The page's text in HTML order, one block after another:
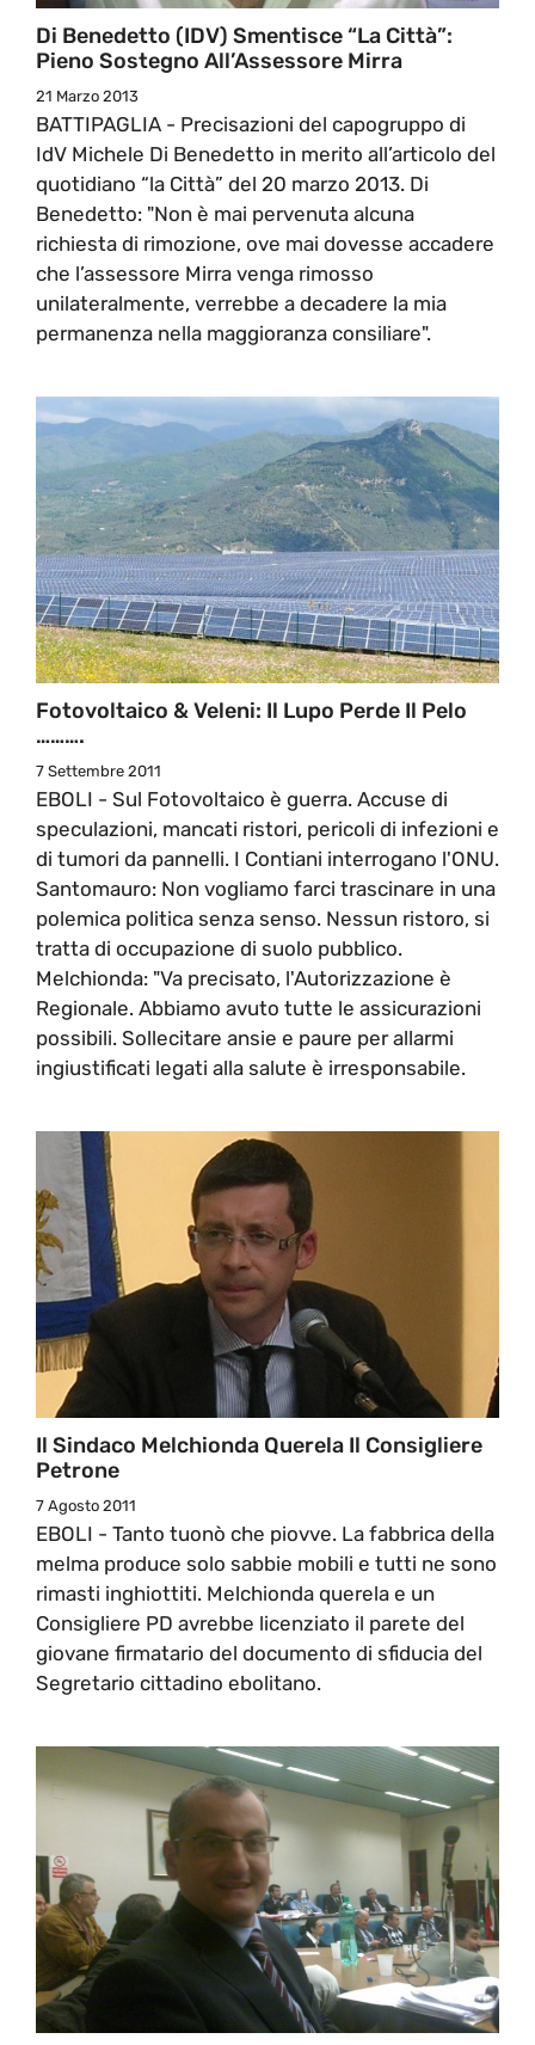
Di Benedetto (IDV) Smentisce “La Città”:
Pieno Sostegno All’Assessore Mirra
21 Marzo 2013
BATTIPAGLIA - Precisazioni del capogruppo di
IdV Michele Di Benedetto in merito all’articolo del
quotidiano “la Città” del 20 marzo 2013. Di
Benedetto: "Non è mai pervenuta alcuna
richiesta di rimozione, ove mai dovesse accadere
che l’assessore Mirra venga rimosso
unilateralmente, verrebbe a decadere la mia
permanenza nella maggioranza consiliare".
Fotovoltaico & Veleni: Il Lupo Perde Il Pelo
……….
7 Settembre 2011
EBOLI - Sul Fotovoltaico è guerra. Accuse di
speculazioni, mancati ristori, pericoli di infezioni e
di tumori da pannelli. I Contiani interrogano l'ONU.
Santomauro: Non vogliamo farci trascinare in una
polemica politica senza senso. Nessun ristoro, si
tratta di occupazione di suolo pubblico.
Melchionda: "Va precisato, l'Autorizzazione è
Regionale. Abbiamo avuto tutte le assicurazioni
possibili. Sollecitare ansie e paure per allarmi
ingiustificati legati alla salute è irresponsabile.
Il Sindaco Melchionda Querela Il Consigliere
Petrone
7 Agosto 2011
EBOLI - Tanto tuonò che piovve. La fabbrica della
melma produce solo sabbie mobili e tutti ne sono
rimasti inghiottiti. Melchionda querela e un
Consigliere PD avrebbe licenziato il parete del
giovane firmatario del documento di sfiducia del
Segretario cittadino ebolitano.